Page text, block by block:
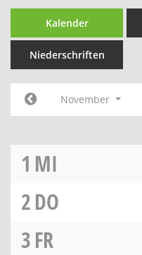
Kalender
Niederschriften
November
1 MI
2DO
3FR